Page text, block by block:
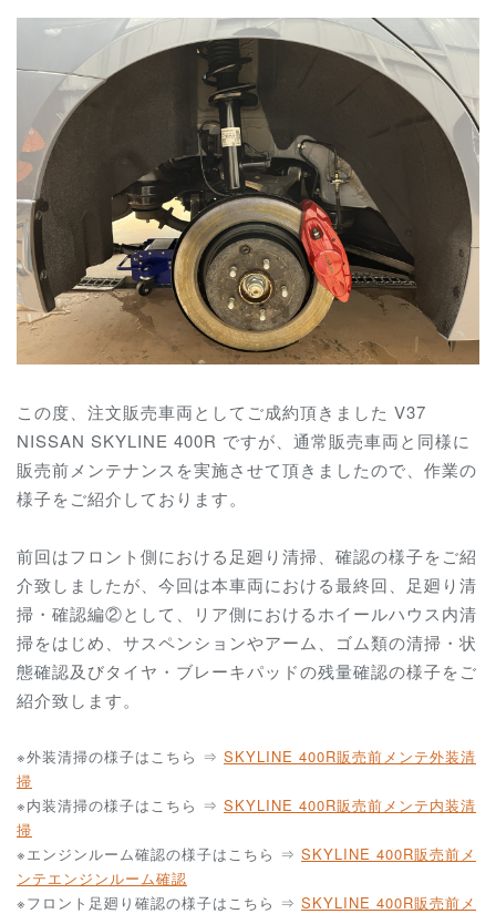
この度、注文販売車両としてご成約頂きました V37
NISSAN SKYLINE 400R ですが、通常販売車両と同様に
販売前メンテナンスを実施させて頂きましたので、作業の
様子をご紹介しております。
前回はフロント側における足廻り清掃、確認の様子をご紹
介致しましたが、今回は本車両における最終回、足廻り清
掃・確認編②として、リア側におけるホイールハウス内清
掃をはじめ、 サスペンションやアーム、ゴム類の清掃・状
態確認及びタイヤ・ブレーキパッドの残量確認の様子をご
紹介致します。
※外装清掃の様子はこちら ⇒ SKYLINE 400R販売前メンテ外装清
掃
※内装清掃の様子はこちら ⇒ SKYLINE 400R販売前メンテ内装清
掃
※エンジンルーム確認の様子はこちら ⇒ SKYLINE 400R販売前メ
ンテエンジンルーム確認
※フロント足廻り確認の様子はこちら ⇒ SKYLINE 400R販売前メ